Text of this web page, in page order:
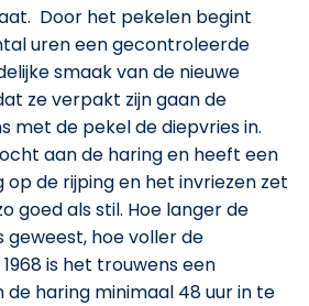
Door het pekelen begint
uren een gecontroleerde
smaak van de nieuwe
ze verpakt zijn gaan de
met de pekel de diepvries in.
aan de haring en heeft een
de rijping en het invriezen zet
goed als stil. Hoe langer de
geweest, hoe voller de
is het trouwens een
haring minimaal 48 uur in te